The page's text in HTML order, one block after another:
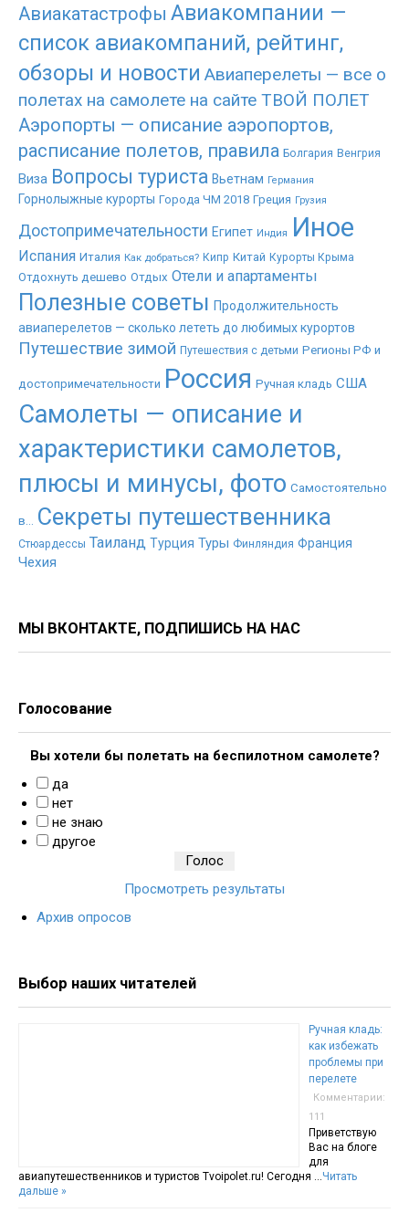
Авиакатастрофы Авиакомпании —
список авиакомпаний, рейтинг,
обзоры и новости Авиаперелеты — все о
полетах на самолете на сайте ТВОЙ ПОЛЕТ
Аэропорты — описание аэропортов,
расписание полетов, правила Болгария Венгрия
Виза Вопросы туриста Вьетнам Германия
Горнолыжные курорты Города ЧМ 2018 Греция Грузия
Достопримечательности Египет Индия Иное
Испания Италия Как добраться? Кипр Китай Курорты Крыма
Отдохнуть дешево Отдых Отели и апартаменты
Полезные советы Продолжительность
авиаперелетов — сколько лететь до любимых курортов
Путешествие зимой Путешествия с детьми Регионы РФ и
достопримечательности Россия Ручная кладь США
Самолеты — описание и
характеристики самолетов,
плюсы и минусы, фото Самостоятельно
в... Секреты путешественника
Стюардессы Таиланд Турция Туры Финляндия Франция
Чехия
МЫ ВКОНТАКТЕ, ПОДПИШИСЬ НА НАС
Голосование
Вы хотели бы полетать на беспилотном самолете?
да
нет
не знаю
другое
Просмотреть результаты
Архив опросов
Выбор наших читателей
Ручная кладь:
как избежать
проблемы при
перелете
Комментарии:
111
Приветствую
Вас на блоге
для
авиапутешественников и туристов Tvoipolet.ru! Сегодня …Читать
дальше »